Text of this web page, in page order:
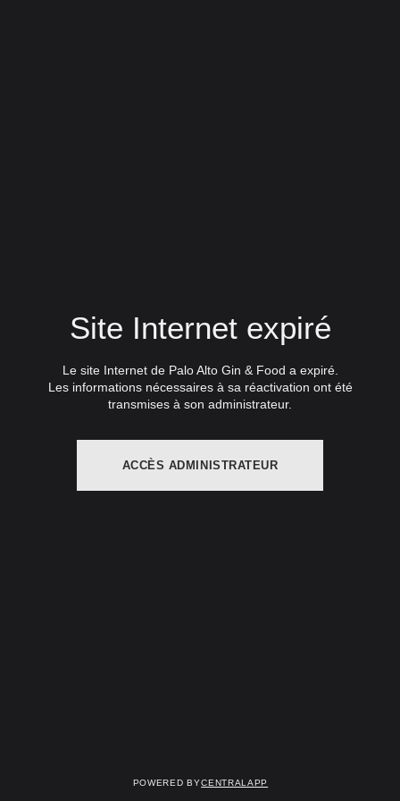
Site Internet expiré
Le site Internet de Palo Alto Gin & Food a expiré.
Les informations nécessaires à sa réactivation ont été
transmises à son administrateur.
ACCÈS ADMINISTRATEUR
Powered byCentralApp